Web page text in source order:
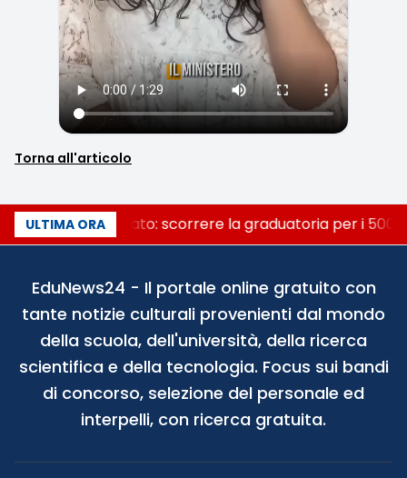
Torna all'articolo
ULTIMA ORA
Consiglio di Stato: scorrere la graduatoria per i 500
EduNews24 - Il portale online gratuito con
tante notizie culturali provenienti dal mondo
della scuola, dell'università, della ricerca
scientifica e della tecnologia. Focus sui bandi
di concorso, selezione del personale ed
interpelli, con ricerca gratuita.